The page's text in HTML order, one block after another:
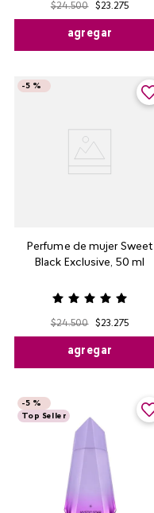
$24.500 $23.275
agregar
Perfume de mujer Sweet
Black Exclusive, 50 ml
-5 %
$24.500 $23.275
agregar
-5 %
Top Seller